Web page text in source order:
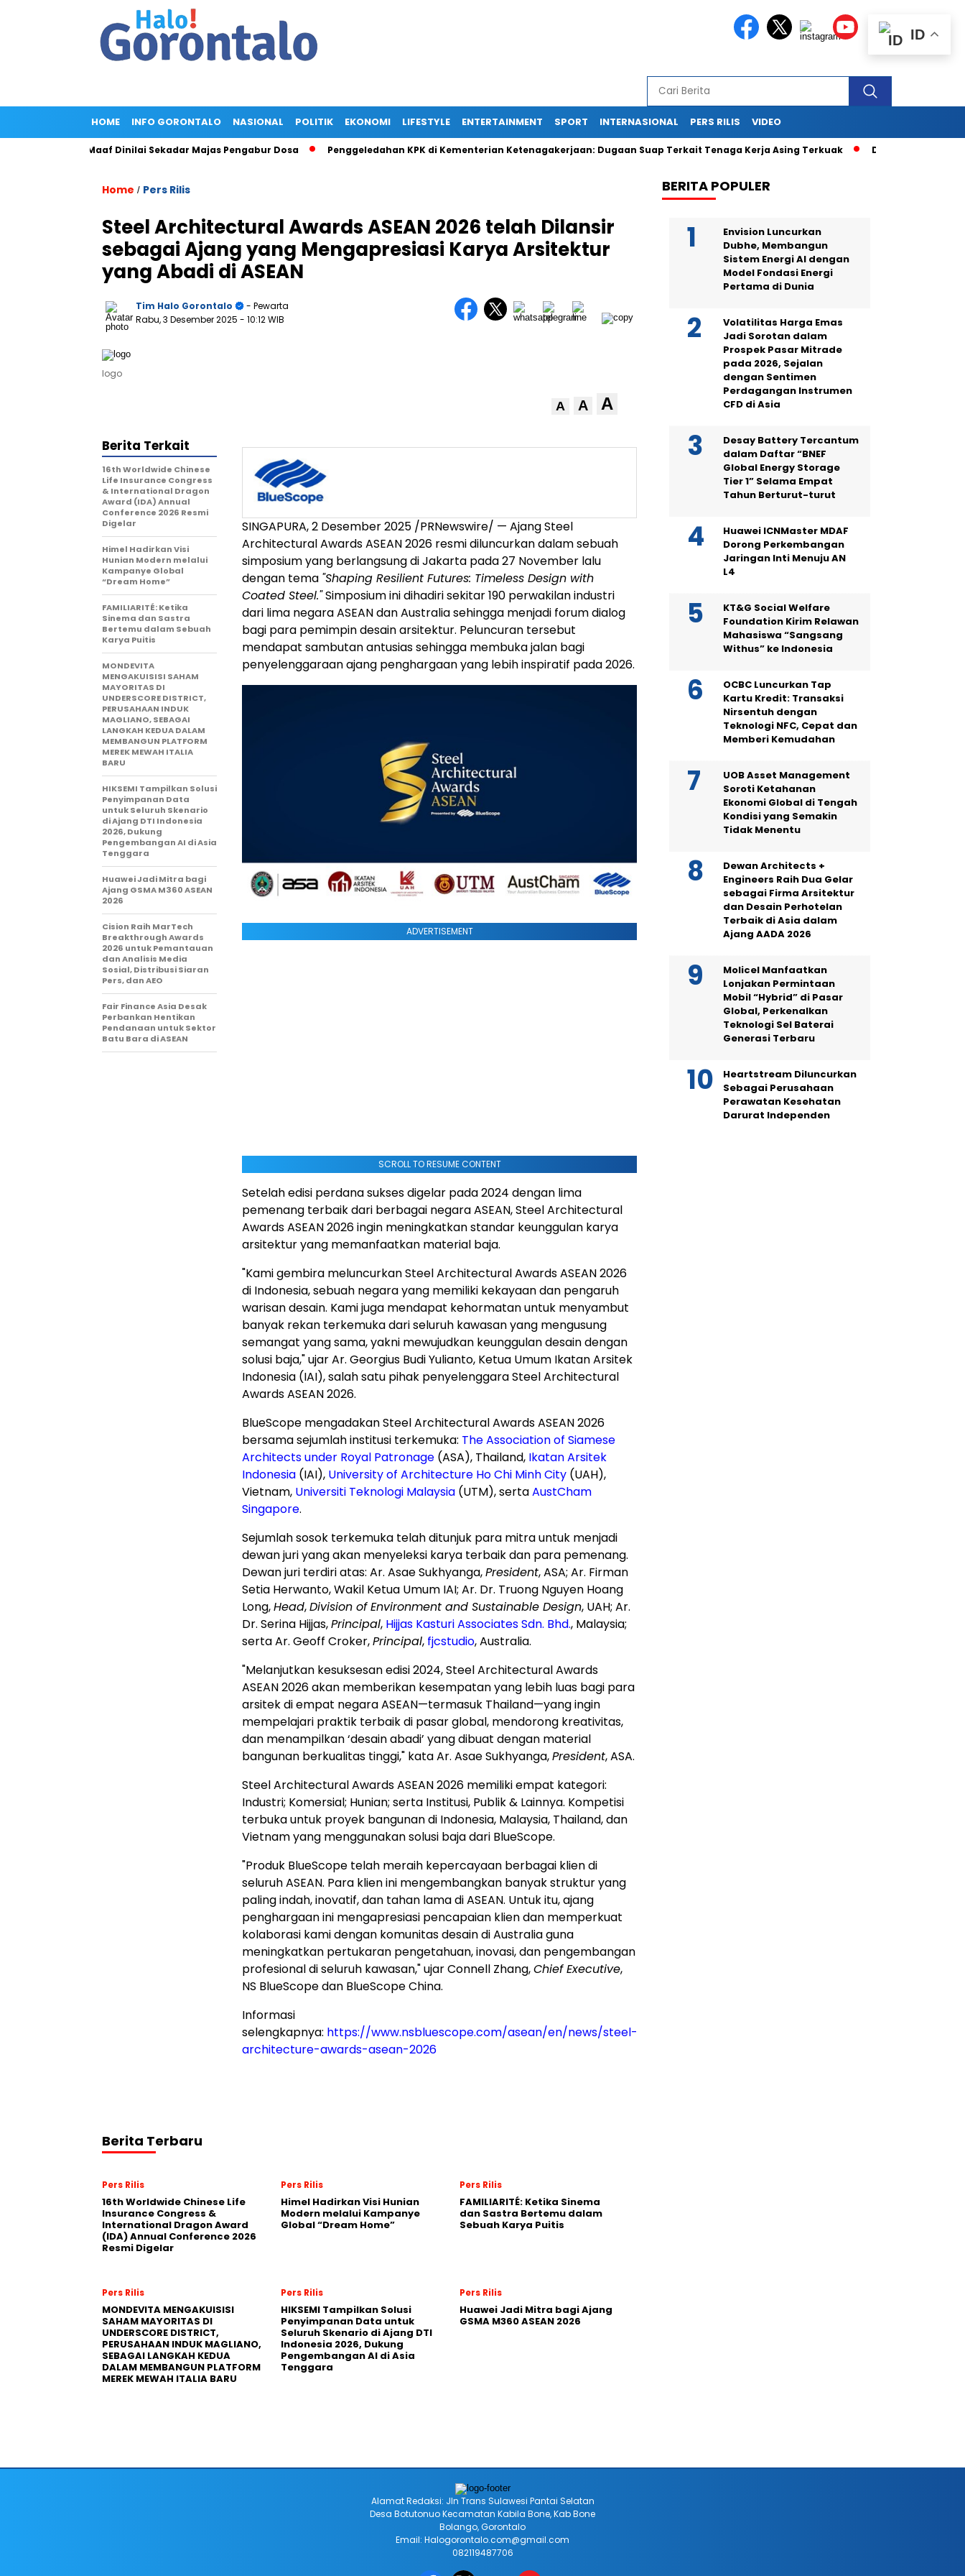
HOME INFO GORONTALO NASIONAL POLITIK EKONOMI LIFESTYLE ENTERTAINMENT SPORT INTERNASIONAL PERS RILIS VIDEO
Minta Maaf Dinilai Sekadar Majas Pengabur Dosa Penggeledahan KPK di Kementerian Ketenagakerjaan: Dugaan Suap Terkait Tenaga Kerja Asing Terkuak Drama di Balik Sidang
Home / Pers Rilis
Steel Architectural Awards ASEAN 2026 telah Dilansir
sebagai Ajang yang Mengapresiasi Karya Arsitektur
yang Abadi di ASEAN
Tim Halo Gorontalo
- Pewarta
Rabu, 3 Desember 2025 - 10:12 WIB
logo
A A A
SINGAPURA, 2 Desember 2025 /PRNewswire/ — Ajang Steel
Architectural Awards ASEAN 2026 resmi diluncurkan dalam sebuah
simposium yang berlangsung diJakarta pada 27 November lalu
dengan tema "Shaping Resilient Futures: Timeless Design with
Coated Steel."Simposium ini dihadiri sekitar 190 perwakilan industri
dari lima negara ASEAN danAustraliasehingga menjadi forum dialog
bagi para pemimpin desain arsitektur. Peluncuran tersebut
mendapat sambutan antusias sehingga membuka jalan bagi
penyelenggaraan ajang penghargaan yang lebih inspiratif pada 2026.
ADVERTISEMENT
SCROLL TO RESUME CONTENT
Setelah edisi perdana sukses digelar pada 2024 dengan lima
pemenang terbaik dari berbagai negara ASEAN, Steel Architectural
Awards ASEAN 2026 ingin meningkatkan standar keunggulan karya
arsitektur yang memanfaatkan material baja.
"Kami gembira meluncurkan Steel Architectural Awards ASEAN 2026
di Indonesia, sebuah negara yang memiliki kekayaan dan pengaruh
warisan desain. Kami juga mendapat kehormatan untuk menyambut
banyak rekan terkemuka dari seluruh kawasan yang mengusung
semangat yang sama, yakni mewujudkan keunggulan desain dengan
solusi baja," ujar Ar. Georgius Budi Yulianto, Ketua Umum Ikatan Arsitek
Indonesia (IAI), salah satu pihak penyelenggara Steel Architectural
Awards ASEAN 2026.
BlueScope mengadakan Steel Architectural Awards ASEAN 2026
bersama sejumlah institusi terkemuka: The Association of Siamese
Architects under Royal Patronage (ASA), Thailand, Ikatan Arsitek
Indonesia (IAI), University of Architecture Ho Chi Minh City (UAH),
Vietnam, Universiti Teknologi Malaysia (UTM), sertaAustCham
Singapore.
Sejumlah sosok terkemuka telah ditunjuk para mitra untuk menjadi
dewan juri yang akan menyeleksi karya terbaik dan para pemenang.
Dewan juri terdiri atas: Ar. Asae Sukhyanga,President, ASA; Ar. Firman
Setia Herwanto, Wakil Ketua Umum IAI; Ar. Dr. Truong Nguyen Hoang
Long,Head,Division of Environment and Sustainable Design, UAH; Ar.
Dr. Serina Hijjas,Principal, Hijjas Kasturi Associates Sdn. Bhd., Malaysia;
serta Ar. Geoff Croker,Principal, fjcstudio,Australia.
"Melanjutkan kesuksesan edisi 2024, Steel Architectural Awards
ASEAN 2026 akan memberikan kesempatan yang lebih luas bagi para
arsitek di empat negara ASEAN—termasuk Thailand—yang ingin
mempelajari praktik terbaik di pasar global, mendorong kreativitas,
dan menampilkan ‘desain abadi’ yang dibuat dengan material
bangunan berkualitas tinggi," kata Ar. Asae Sukhyanga,President, ASA.
Steel Architectural Awards ASEAN 2026 memiliki empat kategori:
Industri; Komersial; Hunian; serta Institusi, Publik & Lainnya. Kompetisi
terbuka untuk proyek bangunan di Indonesia, Malaysia, Thailand, dan
Vietnamyang menggunakan solusi baja dari BlueScope.
"Produk BlueScope telah meraih kepercayaan berbagai klien di
seluruh ASEAN. Para klien ini mengembangkan banyak struktur yang
paling indah, inovatif, dan tahan lama di ASEAN. Untuk itu, ajang
penghargaan ini mengapresiasi pencapaian klien dan memperkuat
kolaborasi kami dengan komunitas desain diAustraliaguna
meningkatkan pertukaran pengetahuan, inovasi, dan pengembangan
profesional di seluruh kawasan," ujarConnell Zhang,Chief Executive,
NS BlueScope dan BlueScope China.
Informasi
selengkapnya: https://www.nsbluescope.com/asean/en/news/steel-
architecture-awards-asean-2026
Berita Terkait
16th Worldwide Chinese
Life Insurance Congress
& International Dragon
Award (IDA) Annual
Conference 2026 Resmi
Digelar
Himel Hadirkan Visi
Hunian Modern melalui
Kampanye Global
“Dream Home”
FAMILIARITÉ: Ketika
Sinema dan Sastra
Bertemu dalam Sebuah
Karya Puitis
MONDEVITA
MENGAKUISISI SAHAM
MAYORITAS DI
UNDERSCORE DISTRICT,
PERUSAHAAN INDUK
MAGLIANO, SEBAGAI
LANGKAH KEDUA DALAM
MEMBANGUN PLATFORM
MEREK MEWAH ITALIA
BARU
HIKSEMI Tampilkan Solusi
Penyimpanan Data
untuk Seluruh Skenario
di Ajang DTI Indonesia
2026, Dukung
Pengembangan AI di Asia
Tenggara
Huawei Jadi Mitra bagi
Ajang GSMA M360 ASEAN
2026
Cision Raih MarTech
Breakthrough Awards
2026 untuk Pemantauan
dan Analisis Media
Sosial, Distribusi Siaran
Pers, dan AEO
Fair Finance Asia Desak
Perbankan Hentikan
Pendanaan untuk Sektor
Batu Bara di ASEAN
Berita Terbaru
Pers Rilis
16th Worldwide Chinese Life
Insurance Congress &
International Dragon Award
(IDA) Annual Conference 2026
Resmi Digelar
Pers Rilis
Himel Hadirkan Visi Hunian
Modern melalui Kampanye
Global “Dream Home”
Pers Rilis
FAMILIARITÉ: Ketika Sinema
dan Sastra Bertemu dalam
Sebuah Karya Puitis
Pers Rilis
MONDEVITA MENGAKUISISI
SAHAM MAYORITAS DI
UNDERSCORE DISTRICT,
PERUSAHAAN INDUK MAGLIANO,
SEBAGAI LANGKAH KEDUA
DALAM MEMBANGUN PLATFORM
MEREK MEWAH ITALIA BARU
Pers Rilis
HIKSEMI Tampilkan Solusi
Penyimpanan Data untuk
Seluruh Skenario di Ajang DTI
Indonesia 2026, Dukung
Pengembangan AI di Asia
Tenggara
Pers Rilis
Huawei Jadi Mitra bagi Ajang
GSMA M360 ASEAN 2026
BERITA POPULER
Envision Luncurkan
Dubhe, Membangun
Sistem Energi AI dengan
Model Fondasi Energi
Pertama di Dunia
Volatilitas Harga Emas
Jadi Sorotan dalam
Prospek Pasar Mitrade
pada 2026, Sejalan
dengan Sentimen
Perdagangan Instrumen
CFD di Asia
Desay Battery Tercantum
dalam Daftar “BNEF
Global Energy Storage
Tier 1” Selama Empat
Tahun Berturut-turut
Huawei ICNMaster MDAF
Dorong Perkembangan
Jaringan Inti Menuju AN
L4
KT&G Social Welfare
Foundation Kirim Relawan
Mahasiswa “Sangsang
Withus” ke Indonesia
OCBC Luncurkan Tap
Kartu Kredit: Transaksi
Nirsentuh dengan
Teknologi NFC, Cepat dan
Memberi Kemudahan
UOB Asset Management
Soroti Ketahanan
Ekonomi Global di Tengah
Kondisi yang Semakin
Tidak Menentu
Dewan Architects +
Engineers Raih Dua Gelar
sebagai Firma Arsitektur
dan Desain Perhotelan
Terbaik di Asia dalam
Ajang AADA 2026
Molicel Manfaatkan
Lonjakan Permintaan
Mobil “Hybrid” di Pasar
Global, Perkenalkan
Teknologi Sel Baterai
Generasi Terbaru
Heartstream Diluncurkan
Sebagai Perusahaan
Perawatan Kesehatan
Darurat Independen
ID
Alamat Redaksi: Jln Trans Sulawesi Pantai Selatan
Desa Botutonuo Kecamatan Kabila Bone, Kab Bone
Bolango, Gorontalo
Email: Halogorontalo.com@gmail.com
082119487706